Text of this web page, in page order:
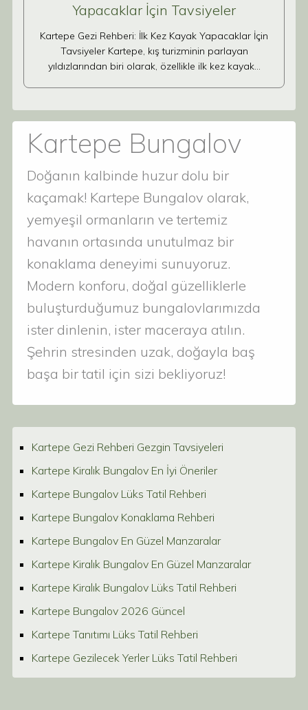
Yapacaklar İçin Tavsiyeler
Kartepe Gezi Rehberi: İlk Kez Kayak Yapacaklar İçin
Tavsiyeler Kartepe, kış turizminin parlayan
yıldızlarından biri olarak, özellikle ilk kez kayak…
Kartepe Bungalov
Doğanın kalbinde huzur dolu bir
kaçamak! Kartepe Bungalov olarak,
yemyeşil ormanların ve tertemiz
havanın ortasında unutulmaz bir
konaklama deneyimi sunuyoruz.
Modern konforu, doğal güzelliklerle
buluşturduğumuz bungalovlarımızda
ister dinlenin, ister maceraya atılın.
Şehrin stresinden uzak, doğayla baş
başa bir tatil için sizi bekliyoruz!
Kartepe Gezi Rehberi Gezgin Tavsiyeleri
Kartepe Kiralık Bungalov En İyi Öneriler
Kartepe Bungalov Lüks Tatil Rehberi
Kartepe Bungalov Konaklama Rehberi
Kartepe Bungalov En Güzel Manzaralar
Kartepe Kiralık Bungalov En Güzel Manzaralar
Kartepe Kiralık Bungalov Lüks Tatil Rehberi
Kartepe Bungalov 2026 Güncel
Kartepe Tanıtımı Lüks Tatil Rehberi
Kartepe Gezilecek Yerler Lüks Tatil Rehberi